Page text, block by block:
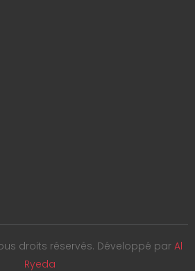
droits réservés. Développé par Al
Ryeda